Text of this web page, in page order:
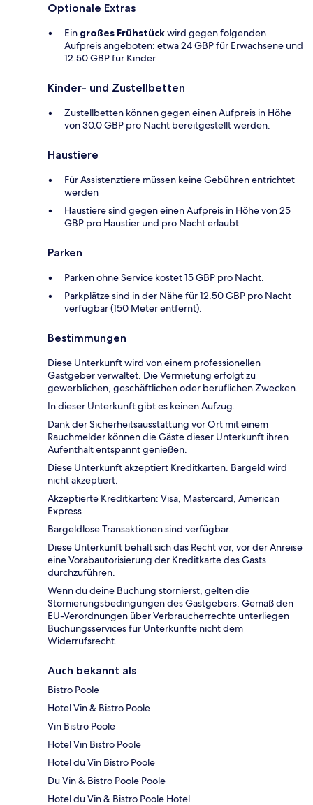
Optionale Extras
Ein großes Frühstückwird gegen folgenden
Aufpreis angeboten: etwa 24 GBP für Erwachsene und
12.50 GBP für Kinder
Kinder- und Zustellbetten
Zustellbetten können gegen einen Aufpreis in Höhe
von 30.0 GBP pro Nacht bereitgestellt werden.
Haustiere
Für Assistenztiere müssen keine Gebühren entrichtet
werden
Haustiere sind gegen einen Aufpreis in Höhe von 25
GBP pro Haustier und pro Nacht erlaubt.
Parken
Parken ohne Service kostet 15 GBP pro Nacht.
Parkplätze sind in der Nähe für 12.50 GBP pro Nacht
verfügbar (150 Meter entfernt).
Bestimmungen
Diese Unterkunft wird von einem professionellen
Gastgeber verwaltet. Die Vermietung erfolgt zu
gewerblichen, geschäftlichen oder beruflichen Zwecken.
In dieser Unterkunft gibt es keinen Aufzug.
Dank der Sicherheitsausstattung vor Ort mit einem
Rauchmelder können die Gäste dieser Unterkunft ihren
Aufenthalt entspannt genießen.
Diese Unterkunft akzeptiert Kreditkarten. Bargeld wird
nicht akzeptiert.
Akzeptierte Kreditkarten: Visa, Mastercard, American
Express
Bargeldlose Transaktionen sind verfügbar.
Diese Unterkunft behält sich das Recht vor, vor der Anreise
eine Vorabautorisierung der Kreditkarte des Gasts
durchzuführen.
Wenn du deine Buchung stornierst, gelten die
Stornierungsbedingungen des Gastgebers. Gemäß den
EU-Verordnungen über Verbraucherrechte unterliegen
Buchungsservices für Unterkünfte nicht dem
Widerrufsrecht.
Auch bekannt als
Bistro Poole
Hotel Vin & Bistro Poole
Vin Bistro Poole
Hotel Vin Bistro Poole
Hotel du Vin Bistro Poole
Du Vin & Bistro Poole Poole
Hotel du Vin & Bistro Poole Hotel